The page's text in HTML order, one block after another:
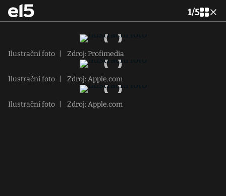
1/5
Ilustrační foto Zdroj: Profimedia
Ilustrační foto Zdroj: Apple.com
Ilustrační foto Zdroj: Apple.com